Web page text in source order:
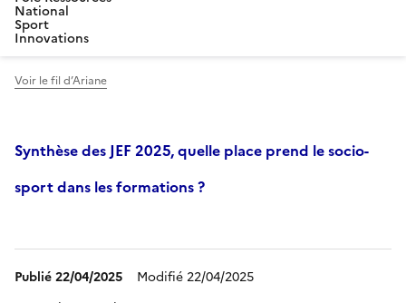
National
Sport
Innovations
Voir le fil d’Ariane
Synthèse des JEF 2025, quelle place prend le socio-
sport dans les formations ?
Publié 22/04/2025
Modifié 22/04/2025